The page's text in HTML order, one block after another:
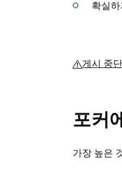
확실
게시 중
포커
가장 높은